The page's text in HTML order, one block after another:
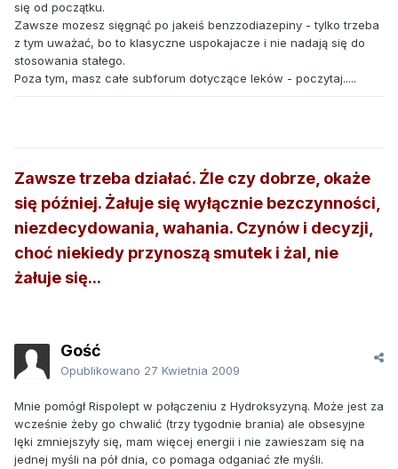
się od początku.
Zawsze mozesz sięgnąć po jakeiś benzzodiazepiny - tylko trzeba
z tym uważać, bo to klasyczne uspokajacze i nie nadają się do
stosowania stałego.
Poza tym, masz całe subforum dotyczące leków - poczytaj.....
Zawsze trzeba działać. Źle czy dobrze, okaże
się później. Żałuje się wyłącznie bezczynności,
niezdecydowania, wahania. Czynów i decyzji,
choć niekiedy przynoszą smutek i żal, nie
żałuje się...
Gość
Opublikowano 27 Kwietnia 2009
Mnie pomógł Rispolept w połączeniu z Hydroksyzyną. Może jest za
wcześnie żeby go chwalić (trzy tygodnie brania) ale obsesyjne
lęki zmniejszyły się, mam więcej energii i nie zawieszam się na
jednej myśli na pół dnia, co pomaga odganiać złe myśli.